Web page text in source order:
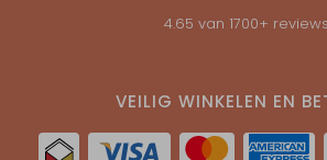
4.65 van 1700+ reviews
VEILIG WINKELEN EN